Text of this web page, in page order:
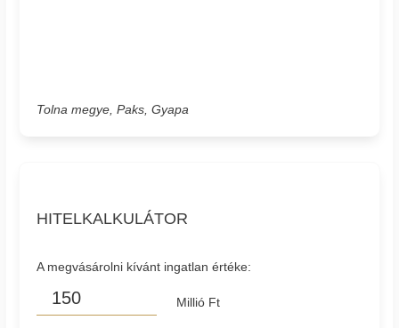
Tolna megye, Paks, Gyapa
HITELKALKULÁTOR
A megvásárolni kívánt ingatlan értéke:
Millió Ft